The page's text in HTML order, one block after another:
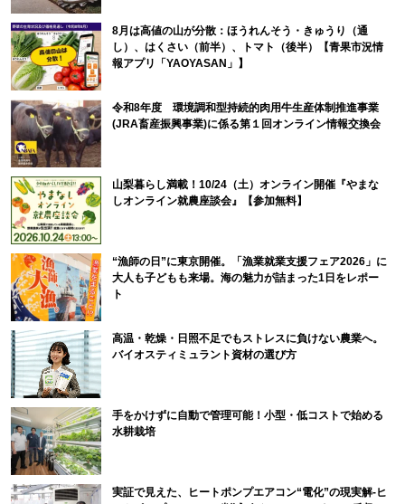
8月は高値の山が分散：ほうれんそう・きゅうり（通
し）、はくさい（前半）、トマト（後半）【青果市況情
報アプリ「YAOYASAN」】
令和8年度 環境調和型持続的肉用牛生産体制推進事業
(JRA畜産振興事業)に係る第１回オンライン情報交換会
山梨暮らし満載！10/24（土）オンライン開催『やまな
しオンライン就農座談会』【参加無料】
“漁師の日”に東京開催。「漁業就業支援フェア2026」に
大人も子どもも来場。海の魅力が詰まった1日をレポー
ト
高温・乾燥・日照不足でもストレスに負けない農業へ。
バイオスティミュラント資材の選び方
手をかけずに自動で管理可能！小型・低コストで始める
水耕栽培
実証で見えた、ヒートポンプエアコン“電化”の現実解-ヒ